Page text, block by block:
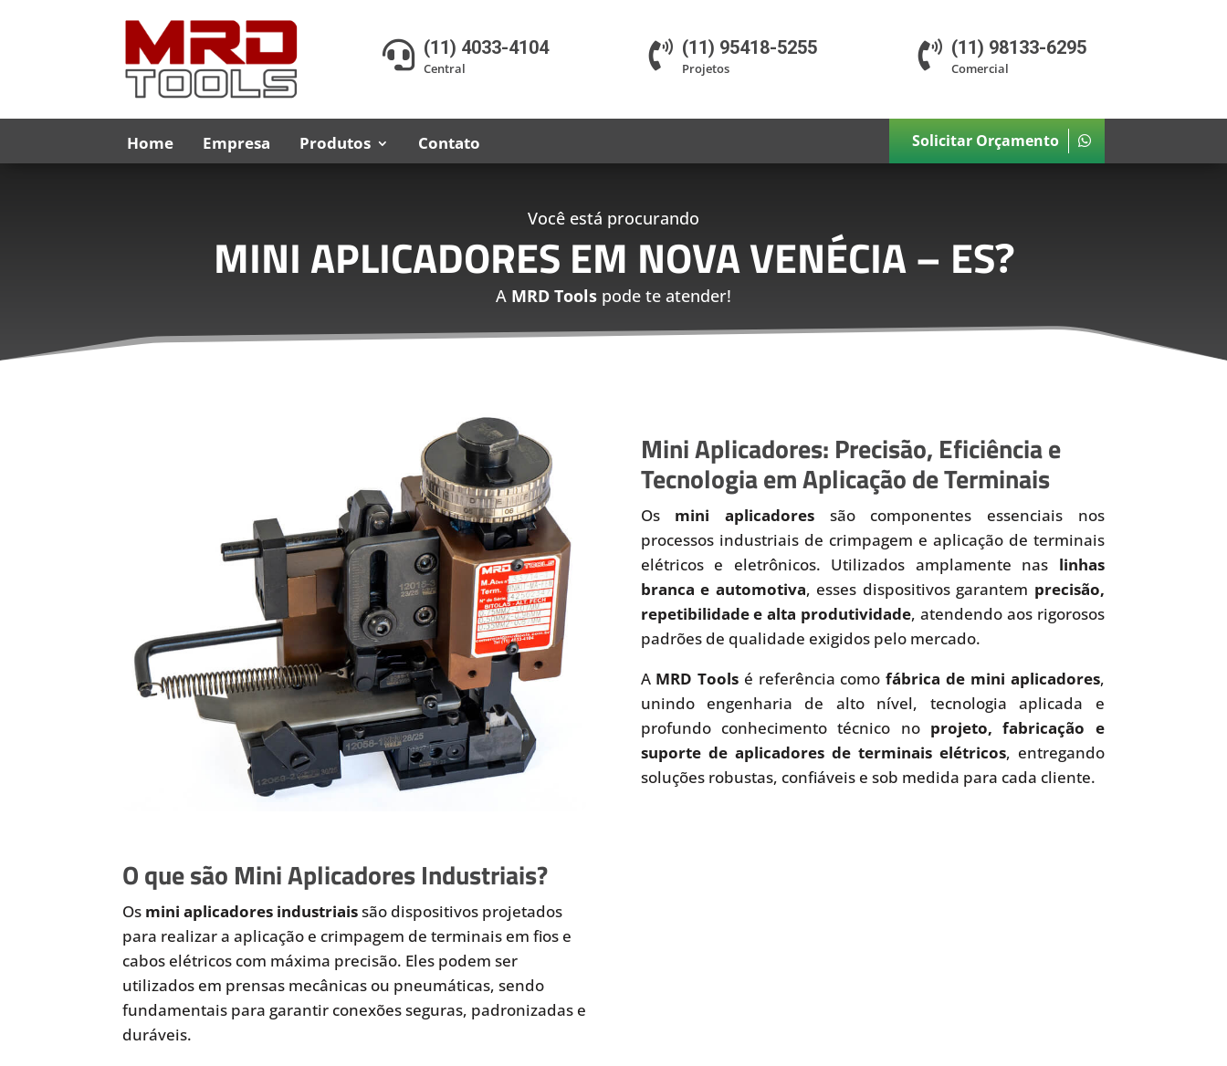
 (11) 4033-4104
Central  (11) 95418-5255
Projetos  (11) 98133-6295
Comercial
Home Empresa Produtos Contato Solicitar Orçamento
Você está procurando
MINI APLICADORES EM NOVA VENÉCIA – ES?
A MRD Tools pode te atender!
Mini Aplicadores: Precisão, Eficiência e
Tecnologia em Aplicação de Terminais
Os mini aplicadoressão componentes essenciais nos
processos industriais de crimpagem e aplicação de terminais
elétricos e eletrônicos. Utilizados amplamente nas linhas
branca e automotiva, esses dispositivos garantem precisão,
repetibilidade e alta produtividade, atendendo aos rigorosos
padrões de qualidade exigidos pelo mercado.
A MRD Tools é referência comofábrica de mini aplicadores,
unindo engenharia de alto nível, tecnologia aplicada e
profundo conhecimento técnico no projeto, fabricação e
suporte de aplicadores de terminais elétricos, entregando
soluções robustas, confiáveis e sob medida para cada cliente.
O que são Mini Aplicadores Industriais?
Os mini aplicadores industriaissão dispositivos projetados
para realizar a aplicação e crimpagem de terminais em fios e
cabos elétricos com máxima precisão. Eles podem ser
utilizados em prensas mecânicas ou pneumáticas, sendo
fundamentais para garantir conexões seguras, padronizadas e
duráveis.